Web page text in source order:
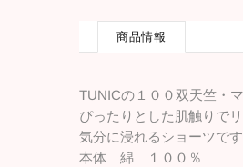
商品情報
TUNICの１００双天竺
ぴったりとした肌触りで
気分に浸れるショーツです
本体 綿 １００％